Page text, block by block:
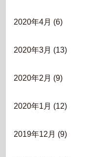
2020年4月 (6)
2020年3月 (13)
2020年2月 (9)
2020年1月 (12)
2019年12月 (9)